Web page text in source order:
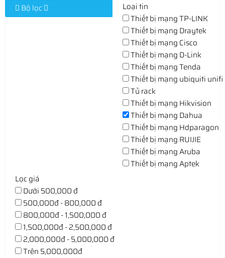
Bộ lọc
Loại tin
Thiết bị mạng TP-LINK
Thiết bị mạng Draytek
Thiết bị mạng Cisco
Thiết bị mạng D-Link
Thiết bị mạng Tenda
Thiết bị mạng ubiquiti unifi
Tủ rack
Thiết bị mạng Hikvision
Thiết bị mạng Dahua
Thiết bị mạng Hdparagon
Thiết bị mạng RUIJIE
Thiết bị mạng Aruba
Thiết bị mạng Aptek
Lọc giá
Dưới 500,000 đ
500,000đ - 800,000 đ
800,000đ - 1,500,000 đ
1,500,000đ - 2,500,000 đ
2,000,000đ - 5,000,000 đ
Trên 5,000,000đ